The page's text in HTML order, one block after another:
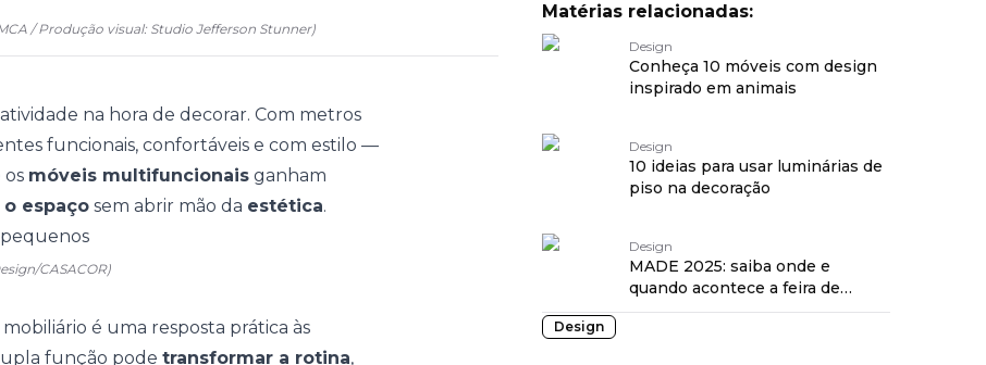
/ Produção visual: Studio Jefferson Stunner)
na hora de decorar. Com metros
funcionais, confortáveis e com estilo —
móveis multifuncionais ganham
espaço sem abrir mão da estética.
CASACOR)
é uma resposta prática às
função pode transformar a rotina,
Matérias relacionadas:
Design
Conheça 10 móveis com design
inspirado em animais
Design
10 ideias para usar luminárias de
piso na decoração
Design
MADE 2025: saiba onde e
quando acontece a feira de
design
Design